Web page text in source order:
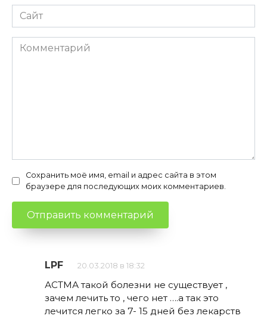
Сайт
Комментарий
Сохранить моё имя, email и адрес сайта в этом
браузере для последующих моих комментариев.
LPF 20.03.2018 в 18:32
АСТМА такой болезни не существует ,
зачем лечить то , чего нет ….а так это
лечится легко за 7- 15 дней без лекарств